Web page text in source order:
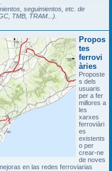
seguimientos, etc. de
TMB, TRAM...).
Propos
tes
ferrovi
àries
Proposte
s dels
usuaris
per a fer
millores a
les
xarxes
ferroviàri
es
existents
o per
crear-ne
de noves
en las redes ferroviarias